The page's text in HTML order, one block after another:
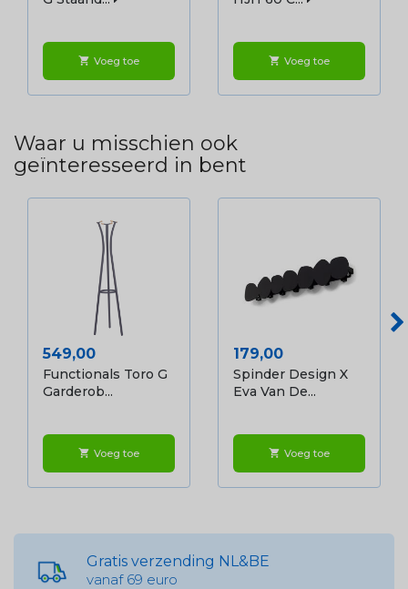
shopping_cart Voeg toe shopping_cart Voeg toe
Waar u misschien ook
geïnteresseerd in bent
Prijs
549,00
Functionals Toro G
Garderob...
shopping_cart Voeg toe
Prijs
179,00
Spinder Design X
Eva Van De...
shopping_cart Voeg toe
Gratis verzending NL&BE
vanaf 69 euro